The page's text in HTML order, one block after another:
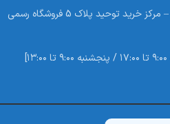
ارومیه – خیابان طالقانی – مرکز خرید توحید پلاک 5 فروشگاه رسمی